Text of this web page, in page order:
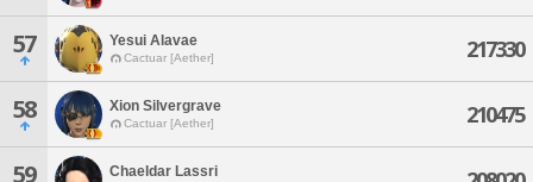
57 Yesui Alavae
Cactuar [Aether] 217330
58 Xion Silvergrave
Cactuar [Aether] 210475
59 Chaeldar Lassri